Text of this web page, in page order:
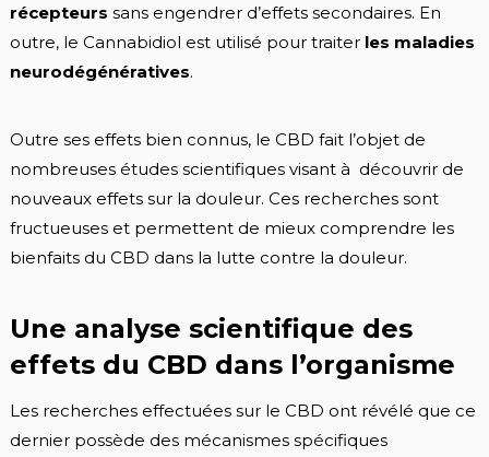
récepteurs sans engendrer d’effets secondaires. En
outre, le Cannabidiol est utilisé pour traiter les maladies
neurodégénératives.
Outre ses effets bien connus, le CBD fait l’objet de
nombreuses études scientifiques visant à découvrir de
nouveaux effets sur la douleur. Ces recherches sont
fructueuses et permettent de mieux comprendre les
bienfaits du CBD dans la lutte contre la douleur.
Une analyse scientifique des
effets du CBD dans l’organisme
Les recherches effectuées sur le CBD ont révélé que ce
dernier possède des mécanismes spécifiques